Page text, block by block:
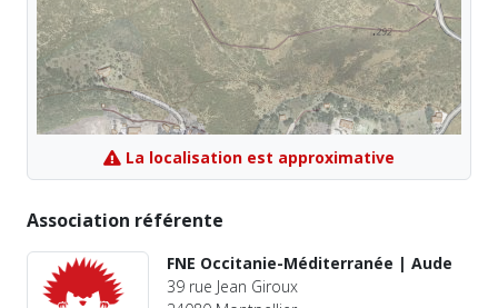
La localisation est approximative
Association référente
FNE Occitanie-Méditerranée | Aude
39 rue Jean Giroux